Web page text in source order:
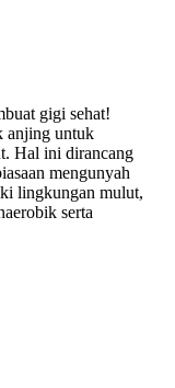
gigi sehat!
anjing untuk
Hal ini dirancang
mengunyah
lingkungan mulut,
serta